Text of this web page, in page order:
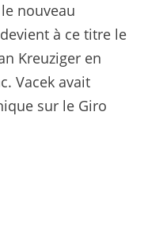
nouveau
à ce titre le
Kreuziger en
Vacek avait
sur le Giro